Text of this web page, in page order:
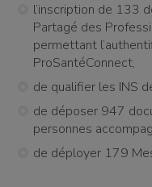
l’inscription de 133
Partagé des
permettant
ProSantéConnect,
de qualifier les INS
de déposer 947
personnes
de déployer 179